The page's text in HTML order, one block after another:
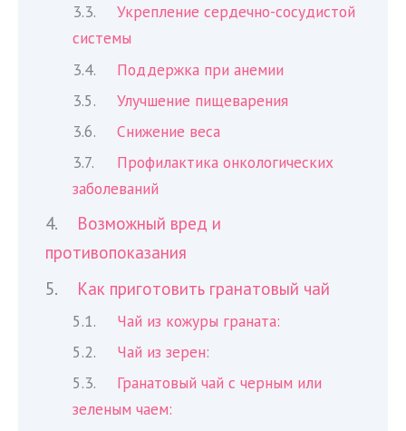
Укрепление сердечно-сосудистой
системы
Поддержка при анемии
Улучшение пищеварения
Снижение веса
Профилактика онкологических
заболеваний
Возможный вред и
противопоказания
Как приготовить гранатовый чай
Чай из кожуры граната:
Чай из зерен:
Гранатовый чай с черным или
зеленым чаем: